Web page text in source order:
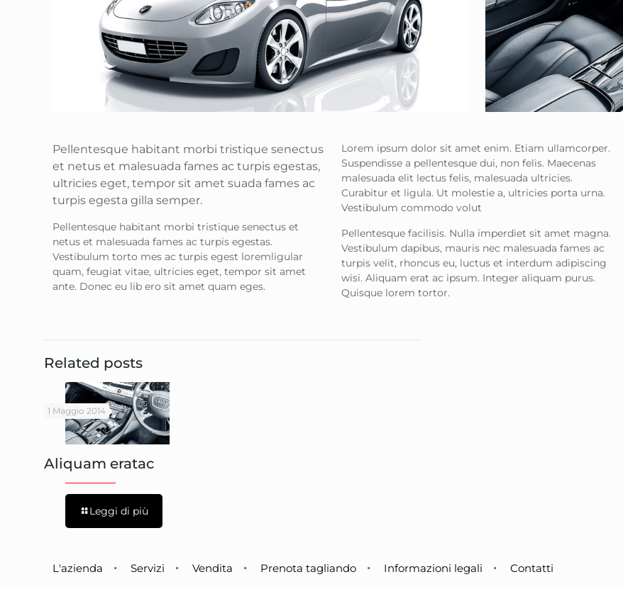
Pellentesque habitant morbi tristique senectus
et netus et malesuada fames ac turpis egestas,
ultricies eget, tempor sit amet suada fames ac
turpis egesta gilla semper.
Pellentesque habitant morbi tristique senectus et
netus et malesuada fames ac turpis egestas.
Vestibulum torto mes ac turpis egest loremligular
quam, feugiat vitae, ultricies eget, tempor sit amet
ante. Donec eu lib ero sit amet quam eges.
Lorem ipsum dolor sit amet enim. Etiam ullamcorper.
Suspendisse a pellentesque dui, non felis. Maecenas
malesuada elit lectus felis, malesuada ultricies.
Curabitur et ligula. Ut molestie a, ultricies porta urna.
Vestibulum commodo volut
Pellentesque facilisis. Nulla imperdiet sit amet magna.
Vestibulum dapibus, mauris nec malesuada fames ac
turpis velit, rhoncus eu, luctus et interdum adipiscing
wisi. Aliquam erat ac ipsum. Integer aliquam purus.
Quisque lorem tortor.
Related posts
1 Maggio 2014
Aliquam eratac
Leggi di più
L'azienda Servizi Vendita Prenota tagliando Informazioni legali Contatti